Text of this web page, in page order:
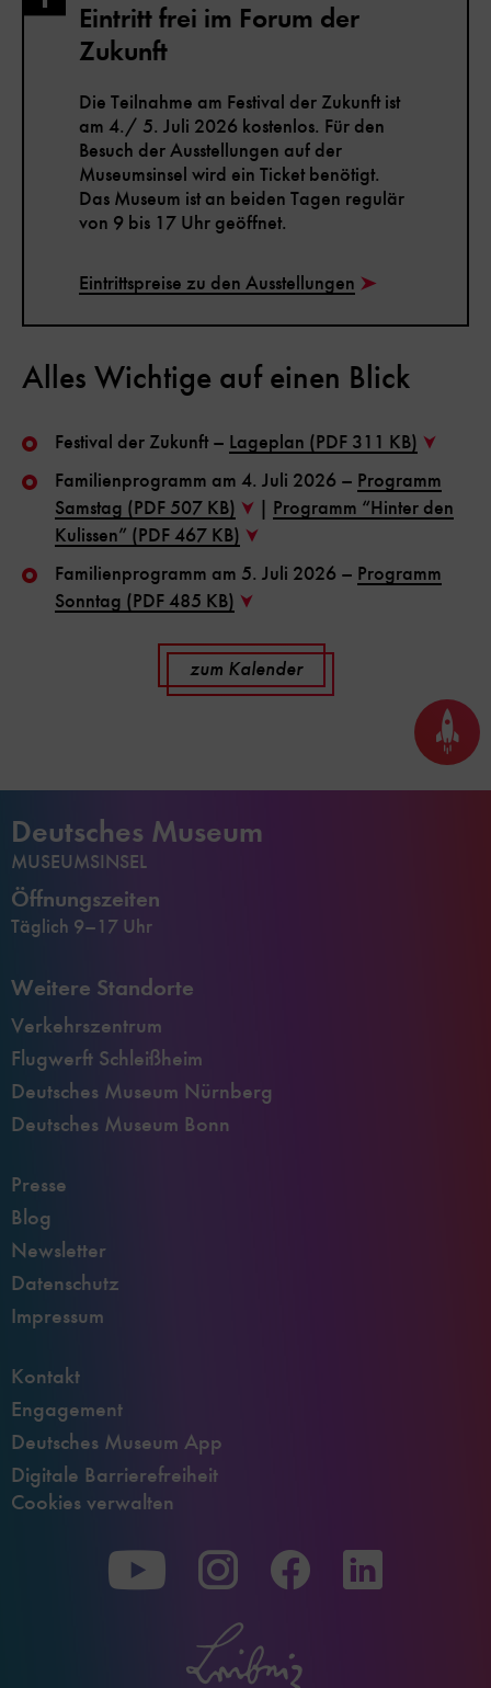
Eintritt frei im Forum der
Zukunft
Die Teilnahme am Festival der Zukunft ist
am 4./ 5. Juli 2026 kostenlos. Für den
Besuch der Ausstellungen auf der
Museumsinsel wird ein Ticket benötigt.
Das Museum ist an beiden Tagen regulär
von 9 bis 17 Uhr geöffnet.
Eintrittspreise zu den Ausstellungen
Alles Wichtige auf einen Blick
Festival der Zukunft – Lageplan (PDF 311 KB)
Familienprogramm am 4. Juli 2026 – Programm
Samstag (PDF 507 KB)
| Programm “Hinter den
Kulissen” (PDF 467 KB)
Familienprogramm am 5. Juli 2026 – Programm
Sonntag (PDF 485 KB)
zum Kalender
Seite
nach
oben
Deutsches Museum
MUSEUMSINSEL
Öffnungszeiten
Täglich 9–17 Uhr
Weitere Standorte
Verkehrszentrum
Flugwerft Schleißheim
Deutsches Museum Nürnberg
Deutsches Museum Bonn
Presse
Blog
Newsletter
Datenschutz
Impressum
Kontakt
Engagement
Deutsches Museum App
Digitale Barrierefreiheit
Cookies verwalten
Zu
unserer
Youtube-
Seite
Zu
unserer
Instagram-
Seite
Zu
unserer